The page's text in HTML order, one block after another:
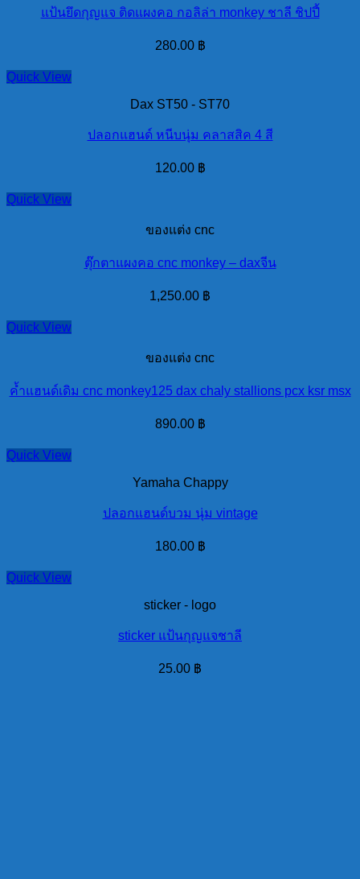
แป้นยึดกุญแจ ติดแผงคอ กอลิล่า monkey ชาลี ชิปปี้
280.00 ฿
Quick View
Dax ST50 - ST70
ปลอกแฮนด์ หนีบนุ่ม คลาสสิค 4 สี
120.00 ฿
Quick View
ของแต่ง cnc
ตุ๊กตาแผงคอ cnc monkey – daxจีน
1,250.00 ฿
Quick View
ของแต่ง cnc
ค้ำแฮนด์เดิม cnc monkey125 dax chaly stallions pcx ksr msx
890.00 ฿
Quick View
Yamaha Chappy
ปลอกแฮนด์บวม นุ่ม vintage
180.00 ฿
Quick View
sticker - logo
sticker แป้นกุญแจชาลี
25.00 ฿